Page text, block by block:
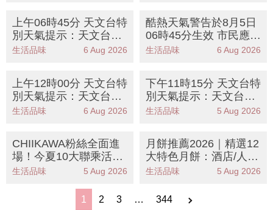
上午06時45分 天文台特
別天氣提示：天文台提
醒市民高溫天氣持續請
生活品味 6 Aug 2026
酷熱天氣警告於8月5日
06時45分生效 市民應採
取防暑措施
生活品味 6 Aug 2026
上午12時00分 天文台特
別天氣提示：天文台提
醒未來數日酷熱天氣市
生活品味 6 Aug 2026
下午11時15分 天文台特
別天氣提示：天文台預
測熱帶風暴鯨魚對本港
生活品味 5 Aug 2026
CHIIKAWA粉絲全面進
場！今夏10大聯乘活動
全攻略：展覽/精品/美
生活品味 5 Aug 2026
月餅推薦2026｜精選12
大特色月餅：酒店/人氣
品牌 新派冰皮 附早鳥
生活品味 5 Aug 2026
1 2 3 … 344